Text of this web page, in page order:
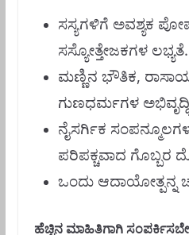
ಸಸ್ಯಗಳಿಗೆ ಅವಶ್ಯಕ
ಸಸ್ಯೋತ್ತೇಜಕಗಳ ಲಭ್ಯತೆ.
ಮಣ್ಣಿನ ಭೌತಿಕ,
ಗುಣಧರ್ಮಗಳ
ನೈಸರ್ಗಿಕ
ಪರಿಪಕ್ಚವಾದ ಗೊಬ್ಬರ
ಒಂದು ಆದಾಯೋತ್ಪನ್ನ
ಹೆಚ್ಚಿನ ಮಾಹಿತಿಗಾಗಿ